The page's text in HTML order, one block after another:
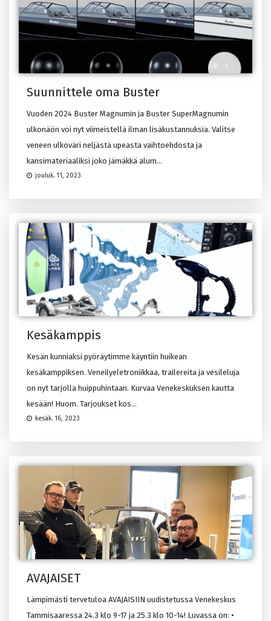
Suunnittele oma Buster
Vuoden 2024 Buster Magnumin ja Buster SuperMagnumin
ulkonäön voi nyt viimeistellä ilman lisäkustannuksia. Valitse
veneen ulkoväri neljästä upeasta vaihtoehdosta ja
kansimateriaaliksi joko jämäkkä alum...
jouluk. 11, 2023
Kesäkamppis
Kesän kunniaksi pyöräytimme käyntiin huikean
kesäkamppiksen. Veneilyeletroniikkaa, trailereita ja vesileluja
on nyt tarjolla huippuhintaan. Kurvaa Venekeskuksen kautta
kesään! Huom. Tarjoukset kos...
kesäk. 16, 2023
AVAJAISET
Lämpimästi tervetuloa AVAJAISIIN uudistetussa Venekeskus
Tammisaaressa 24.3 klo 9-17 ja 25.3 klo 10-14! Luvassa on: •